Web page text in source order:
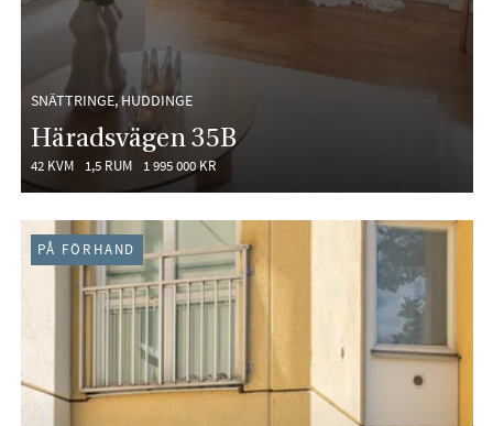
SNÄTTRINGE, HUDDINGE
Häradsvägen 35B
42 KVM 1,5 RUM 1 995 000 KR
PÅ FÖRHAND